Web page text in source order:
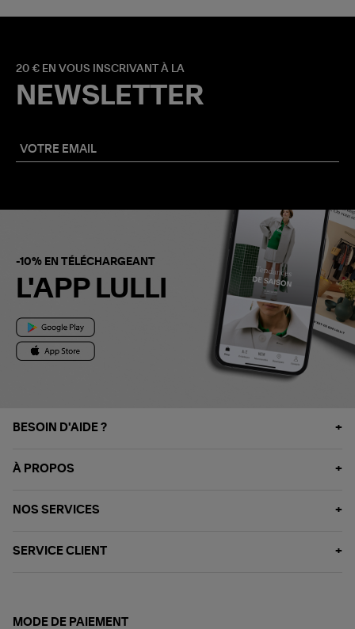
20 € EN VOUS INSCRIVANT À LA
NEWSLETTER
-10% EN TÉLÉCHARGEANT
L'APP LULLI
BESOIN D'AIDE ?
À PROPOS
NOS SERVICES
SERVICE CLIENT
MODE DE PAIEMENT